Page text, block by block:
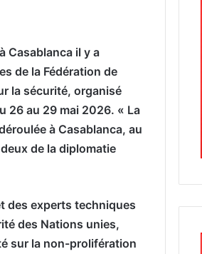
Casablanca il y a
de la Fédération de
la sécurité, organisé
26 au 29 mai 2026. « La
à Casablanca, au
de la diplomatie
des experts techniques
des Nations unies,
sur la non-prolifération